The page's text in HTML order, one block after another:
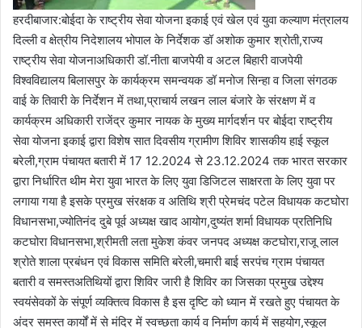
हरदीबाजार:बोईदा के राष्ट्रीय सेवा योजना इकाई एवं खेल एवं युवा कल्याण मंत्रालय
दिल्ली व क्षेत्रीय निदेशालय भोपाल के निर्देशक डॉ अशोक कुमार श्रोती,राज्य
राष्ट्रीय सेवा योजनाअधिकारी डॉ.नीता बाजपेयी व अटल बिहारी वाजपेयी
विश्वविद्यालय बिलासपुर के कार्यक्रम समन्वयक डॉ मनोज सिन्हा व जिला संगठक
वाई के तिवारी के निर्देशन में तथा,प्राचार्य लखन लाल बंजारे के संरक्षण में व
कार्यक्रम अधिकारी राजेंद्र कुमार नायक के मुख्य मार्गदर्शन पर बोईदा राष्ट्रीय
सेवा योजना इकाई द्वारा विशेष सात दिवसीय ग्रामीण शिविर शासकीय हाई स्कूल
बरेली,ग्राम पंचायत बतारी में 17 12.2024 से 23.12.2024 तक भारत सरकार
द्वारा निर्धारित थीम मेरा युवा भारत के लिए युवा डिजिटल साक्षरता के लिए युवा पर
लगाया गया है इसके प्रमुख संरक्षक व अतिथि श्री प्रेमचंद पटेल विधायक कटघोरा
विधानसभा,ज्योतिनंद दुबे पूर्व अध्यक्ष खाद आयोग,दुष्यंत शर्मा विधायक प्रतिनिधि
कटघोरा विधानसभा,श्रीमती लता मुकेश कंवर जनपद अध्यक्ष कटघोरा,राजू लाल
श्रोते शाला प्रबंधन एवं विकास समिति बरेली,चमारी बाई सरपंच ग्राम पंचायत
बतारी व समस्तअतिथियों द्वारा शिविर जारी है शिविर का जिसका प्रमुख उद्देश्य
स्वयंसेवकों के संपूर्ण व्यक्तित्व विकास है इस दृष्टि को ध्यान में रखते हुए पंचायत के
अंदर समस्त कार्यों में से मंदिर में स्वच्छता कार्य व निर्माण कार्य में सहयोग,स्कूल